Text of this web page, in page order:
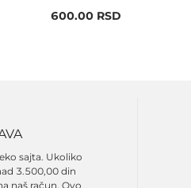
600.00 RSD
sajta. Ukoliko
3.500,00 din
naš račun. Ovo